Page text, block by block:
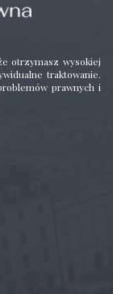
otrzymasz wysokiej
traktowanie.
prawnych i